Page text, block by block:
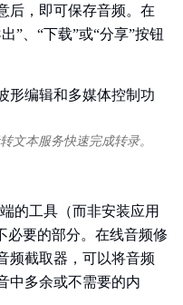
后，即可保存音频。在
”、“下载”或“分享”按钮
文本服务快速完成转录。
的工具（而非安装应用
必要的部分。在线音频修
频截取器，可以将音频
中多余或不需要的内